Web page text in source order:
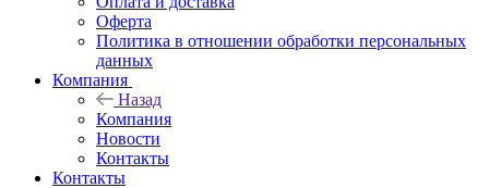
Оферта
Политика в отношении обработки персональных
данных
Компания
Назад
Компания
Новости
Контакты
Контакты